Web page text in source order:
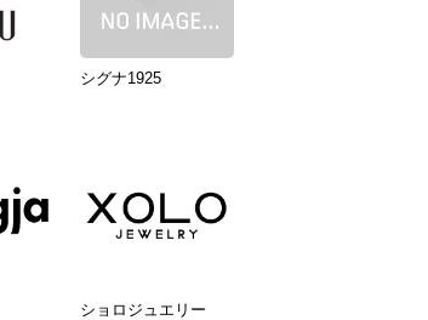
シグナ1925
ショロジュエリー